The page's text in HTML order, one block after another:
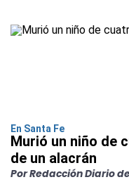
En Santa Fe
Murió un niño de
de un alacrán
Por Redacción Diario